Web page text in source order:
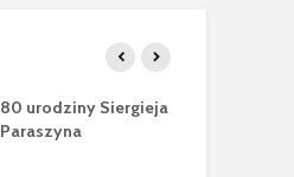
80 urodziny Siergieja
Paraszyna